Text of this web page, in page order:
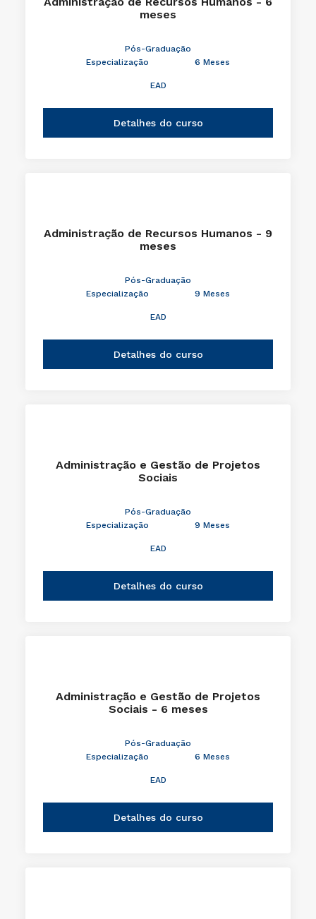
meses
Pós-Graduação
Especialização
6 Meses
EAD
Detalhes do curso
Administração de Recursos Humanos - 9
meses
Pós-Graduação
Especialização
9 Meses
EAD
Detalhes do curso
Administração e Gestão de Projetos
Sociais
Pós-Graduação
Especialização
9 Meses
EAD
Detalhes do curso
Administração e Gestão de Projetos
Sociais - 6 meses
Pós-Graduação
Especialização
6 Meses
EAD
Detalhes do curso